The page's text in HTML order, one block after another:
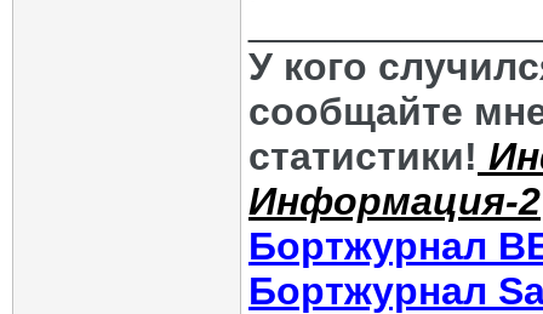
У кого
сообщайте
статистики!
Информация-2
Бортжурнал
Бортжурнал